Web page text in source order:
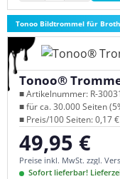
Tonoo Bildtrommel für
Tonoo®
■ Artikelnummer: R-
■ für ca. 30.000 Seiten
■ Preis/100 Seiten: 0,17 €
Regulärer Preis:
49,95 €
Preise inkl. MwSt. zzgl.
Sofort lieferbar!